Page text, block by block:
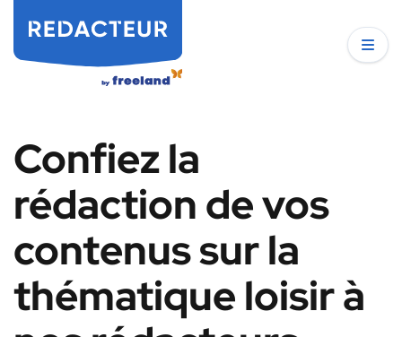
Confiez la
rédaction de vos
contenus sur la
thématique loisir à